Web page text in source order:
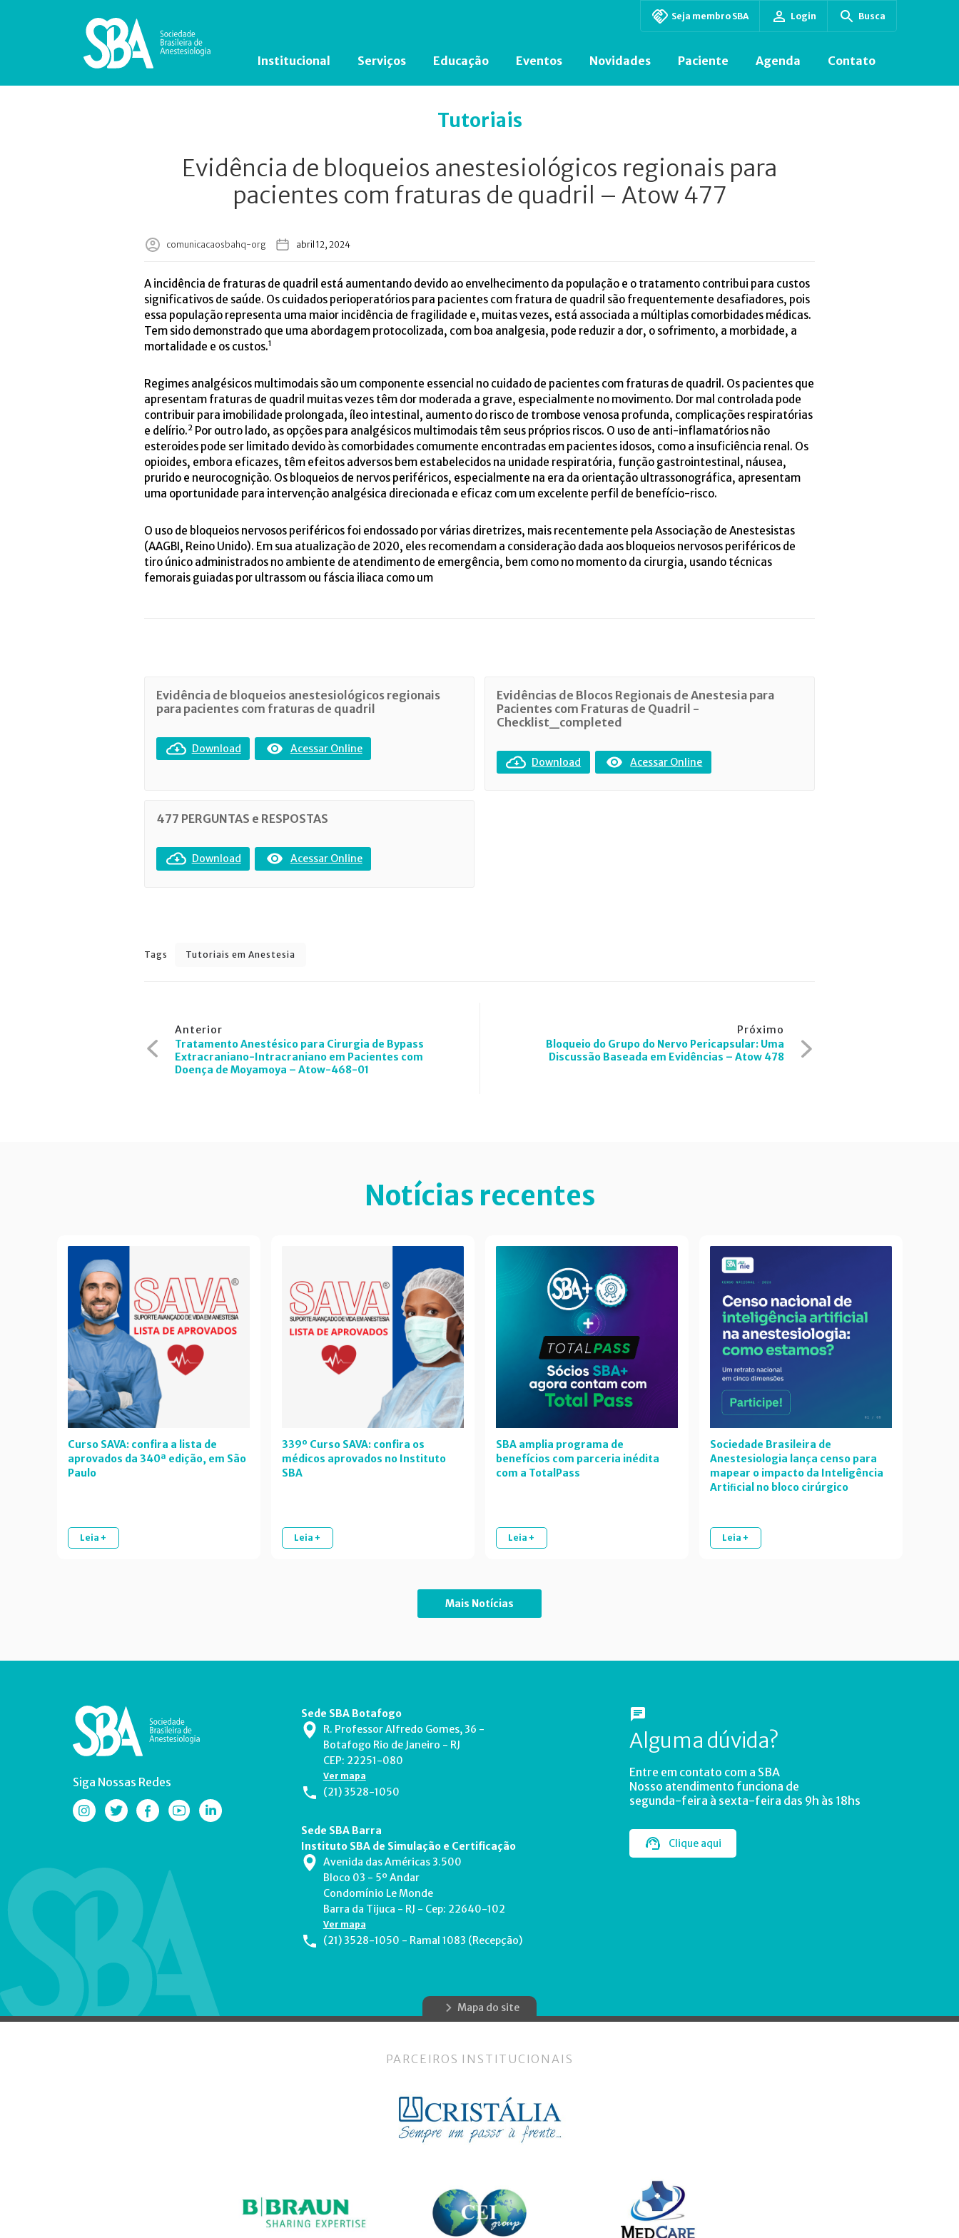
Seja membro SBA Login Busca
Institucional Serviços Educação Eventos Novidades Paciente Agenda Contato
Tutoriais
Evidência de bloqueios anestesiológicos regionais para
pacientes com fraturas de quadril – Atow 477
comunicacaosbahq-org abril 12, 2024
A incidência de fraturas de quadril está aumentando devido ao envelhecimento da população e o tratamento contribui para custos
significativos de saúde. Os cuidados perioperatórios para pacientes com fratura de quadril são frequentemente desafiadores, pois
essa população representa uma maior incidência de fragilidade e, muitas vezes, está associada a múltiplas comorbidades médicas.
Tem sido demonstrado que uma abordagem protocolizada, com boa analgesia, pode reduzir a dor, o sofrimento, a morbidade, a
mortalidade e os custos.1
Regimes analgésicos multimodais são um componente essencial no cuidado de pacientes com fraturas de quadril. Os pacientes que
apresentam fraturas de quadril muitas vezes têm dor moderada a grave, especialmente no movimento. Dor mal controlada pode
contribuir para imobilidade prolongada, íleo intestinal, aumento do risco de trombose venosa profunda, complicações respiratórias
e delírio.2 Por outro lado, as opções para analgésicos multimodais têm seus próprios riscos. O uso de anti-inflamatórios não
esteroides pode ser limitado devido às comorbidades comumente encontradas em pacientes idosos, como a insuficiência renal. Os
opioides, embora eficazes, têm efeitos adversos bem estabelecidos na unidade respiratória, função gastrointestinal, náusea,
prurido e neurocognição. Os bloqueios de nervos periféricos, especialmente na era da orientação ultrassonográfica, apresentam
uma oportunidade para intervenção analgésica direcionada e eficaz com um excelente perfil de benefício-risco.
O uso de bloqueios nervosos periféricos foi endossado por várias diretrizes, mais recentemente pela Associação de Anestesistas
(AAGBI, Reino Unido). Em sua atualização de 2020, eles recomendam a consideração dada aos bloqueios nervosos periféricos de
tiro único administrados no ambiente de atendimento de emergência, bem como no momento da cirurgia, usando técnicas
femorais guiadas por ultrassom ou fáscia iliaca como um
Evidência de bloqueios anestesiológicos regionais
para pacientes com fraturas de quadril
Download Acessar Online
Evidências de Blocos Regionais de Anestesia para
Pacientes com Fraturas de Quadril -
Checklist_completed
Download Acessar Online
477 PERGUNTAS e RESPOSTAS
Download Acessar Online
Tags Tutoriais em Anestesia
de
Post
Anterior
Tratamento Anestésico para Cirurgia de Bypass
Extracraniano-Intracraniano em Pacientes com
Doença de Moyamoya – Atow-468-01
Próximo
Bloqueio do Grupo do Nervo Pericapsular: Uma
Discussão Baseada em Evidências – Atow 478
Notícias recentes
Curso SAVA: confira a lista de
aprovados da 340ª edição, em São
Paulo
Leia +
339º Curso SAVA: confira os
médicos aprovados no Instituto
SBA
Leia +
SBA amplia programa de
benefícios com parceria inédita
com a TotalPass
Leia +
Sociedade Brasileira de
Anestesiologia lança censo para
mapear o impacto da Inteligência
Artiﬁcial no bloco cirúrgico
Leia +
Mais Notícias
Siga Nossas Redes
Sede SBA Botafogo
R. Professor Alfredo Gomes, 36 -
Botafogo Rio de Janeiro - RJ
CEP: 22251-080
Ver mapa
(21) 3528-1050
Sede SBA Barra
Instituto SBA de Simulação e Certificação
Avenida das Américas 3.500
Bloco 03 - 5º Andar
Condomínio Le Monde
Barra da Tijuca - RJ - Cep: 22640-102
Ver mapa
(21) 3528-1050 - Ramal 1083 (Recepção)
Alguma dúvida?
Entre em contato com a SBA
Nosso atendimento funciona de
segunda-feira à sexta-feira das 9h às 18hs
Clique aqui
Mapa do site
PARCEIROS INSTITUCIONAIS